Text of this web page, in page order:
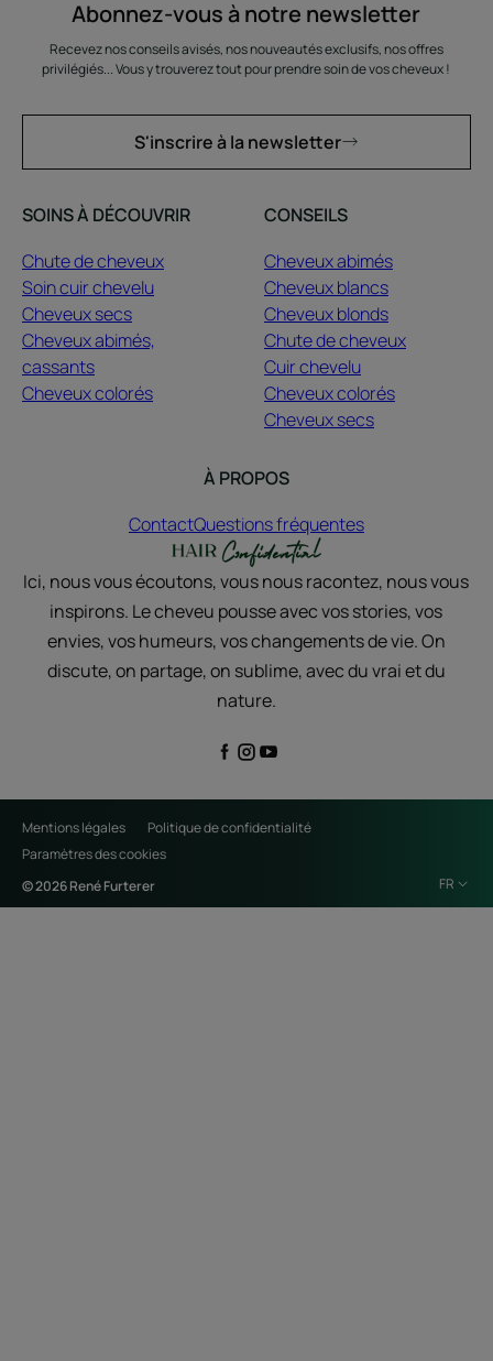
Abonnez-vous à notre newsletter
Recevez nos conseils avisés, nos nouveautés exclusifs, nos offres
privilégiés... Vous y trouverez tout pour prendre soin de vos cheveux !
S'inscrire à la newsletter
SOINS À DÉCOUVRIR
Chute de cheveux
Soin cuir chevelu
Cheveux secs
Cheveux abimés,
cassants
Cheveux colorés
CONSEILS
Cheveux abimés
Cheveux blancs
Cheveux blonds
Chute de cheveux
Cuir chevelu
Cheveux colorés
Cheveux secs
À PROPOS
ContactQuestions fréquentes
Ici, nous vous écoutons, vous nous racontez, nous vous
inspirons. Le cheveu pousse avec vos stories, vos
envies, vos humeurs, vos changements de vie. On
discute, on partage, on sublime, avec du vrai et du
nature.
Mentions légales
Politique de confidentialité
Paramètres des cookies
© 2026 René Furterer
FR